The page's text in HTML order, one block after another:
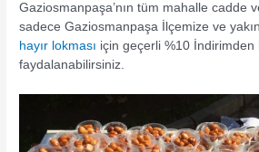
Gaziosmanpaşa’nın tüm mahalle cadde
sadece Gaziosmanpaşa İlçemize ve
hayır lokması için geçerli %10 İndirimden
faydalanabilirsiniz.